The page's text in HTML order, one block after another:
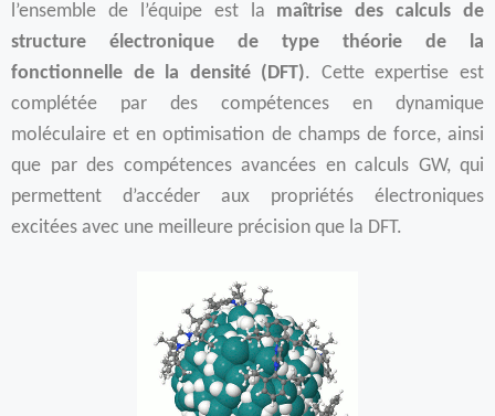
l’ensemble de l’équipe est la maîtrise des calculs de
structure électronique de type théorie de la
fonctionnelle de la densité (DFT). Cette expertise est
complétée par des compétences en dynamique
moléculaire et en optimisation de champs de force, ainsi
que par des compétences avancées en calculs GW, qui
permettent d’accéder aux propriétés électroniques
excitées avec une meilleure précision que la DFT.